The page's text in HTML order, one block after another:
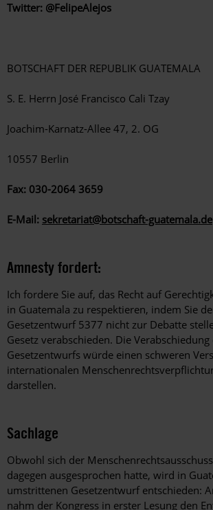
Twitter: @FelipeAlejos
BOTSCHAFT DER REPUBLIK GUATEMALA
S. E. Herrn José Francisco Cali Tzay
Joachim-Karnatz-Allee 47, 2. OG
10557 Berlin
Fax: 030-2064 3659
E-Mail: sekretariat@botschaft-guatemala.de
Amnesty fordert:
Ich fordere Sie auf, das Recht auf
in Guatemala zu respektieren, indem Sie
Gesetzentwurf 5377 nicht zur Debatte
Gesetz verabschieden. Die Verabschiedung
Gesetzentwurfs würde einen schweren
internationalen
darstellen.
Sachlage
Obwohl sich der
dagegen ausgesprochen hatte, wird in
umstrittenen Gesetzentwurf entschieden:
nahm der Kongress in erster Lesung den